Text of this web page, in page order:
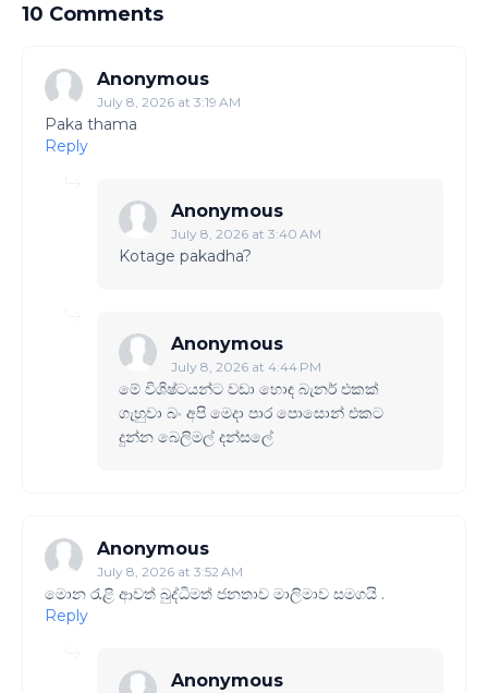
10 Comments
Anonymous
July 8, 2026 at 3:19 AM
Paka thama
Reply
Anonymous
July 8, 2026 at 3:40 AM
Kotage pakadha?
Anonymous
July 8, 2026 at 4:44 PM
මේ විශිෂ්ටයන්ට වඩා හොඳ බැනර් එකක්
ගැහුවා බං අපි මෙදා පාර පොසොන් එකට
දුන්න බෙලිමල් දන්සලේ
Anonymous
July 8, 2026 at 3:52 AM
මොන රැළි ආවත් බුද්ධිමත් ජනතාව මාලිමාව සමගයි .
Reply
Anonymous